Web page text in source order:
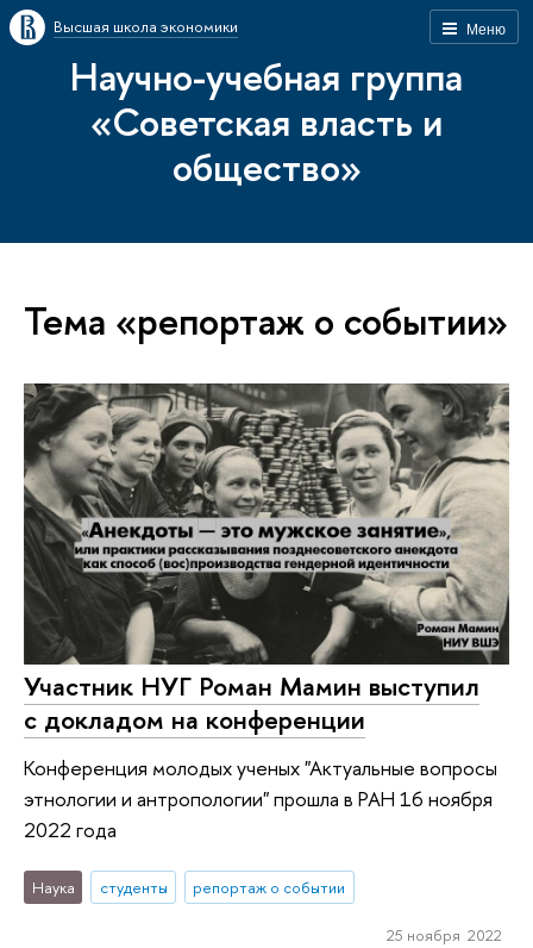
Меню
Высшая школа экономики
Научно-учебная группа
«Советская власть и
общество»
Тема «репортаж о событии»
Участник НУГ Роман Мамин выступил
с докладом на конференции
Конференция молодых ученых "Актуальные вопросы
этнологии и антропологии" прошла в РАН 16 ноября
2022 года
Наука студенты репортаж о событии
25 ноября 2022